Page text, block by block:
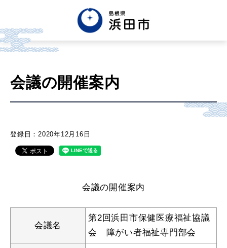
한글 Tiếng việt
くらし・手続き・
健康・福祉・子育て
産業・ビジネス
会議の開催案内
登録日：2020年12月16日
会議の開催案内
会議名
第2回浜田市保健医療福祉協議
会 障がい者福祉専門部会